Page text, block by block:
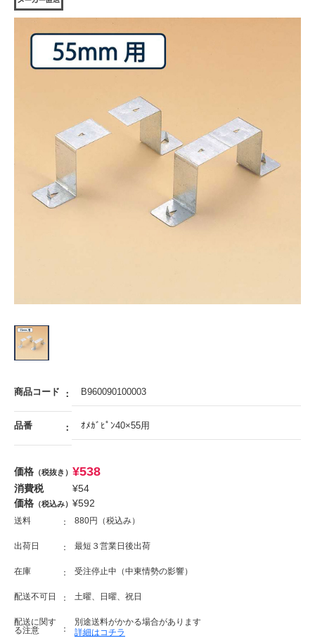
商品コード B960090100003
品番 ｵﾒｶﾞﾋﾟﾝ40×55用
価格 （税抜き） ¥538
消費税 ¥54
価格 （税込み） ¥592
送料 880円（税込み）
出荷日 最短３営業日後出荷
在庫 受注停止中（中東情勢の影響）
配送不可日 土曜、日曜、祝日
配送に関す
る注意
別途送料がかかる場合があります
詳細はコチラ